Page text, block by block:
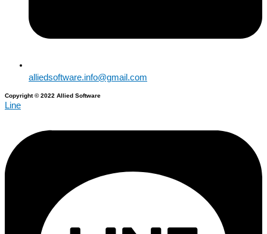
alliedsoftware.info@gmail.com
Copyright © 2022 Allied Software
Line